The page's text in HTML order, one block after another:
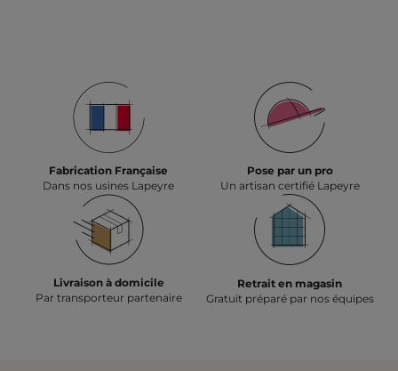
Fabrication Française
Dans nos usines Lapeyre
Pose par un pro
Un artisan certifié Lapeyre
Livraison à domicile
Par transporteur partenaire
Retrait en magasin
Gratuit préparé par nos équipes